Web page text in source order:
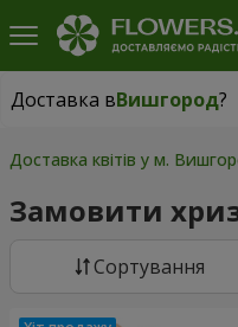
Доставка вВишгород?
Доставка вВишгород|
Доставка квітів у м.
Замовити
Сортування